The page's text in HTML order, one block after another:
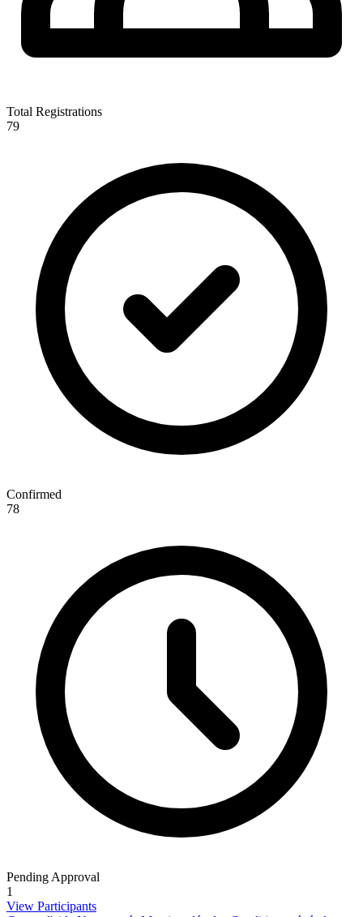
Total Registrations
79
Confirmed
78
Pending Approval
1
View Participants